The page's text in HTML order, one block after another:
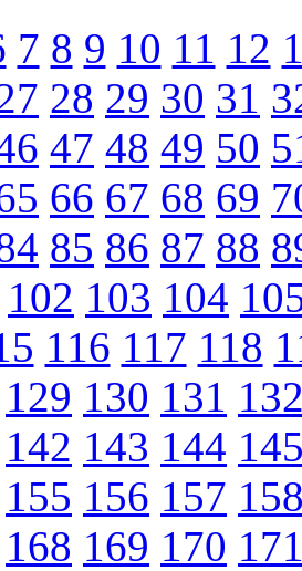
7 8 9 10 11 12
28 29 30 31
47 48 49 50
66 67 68 69
85 86 87 88
102 103 104
116 117 118
129 130 131
142 143 144
155 156 157
168 169 170